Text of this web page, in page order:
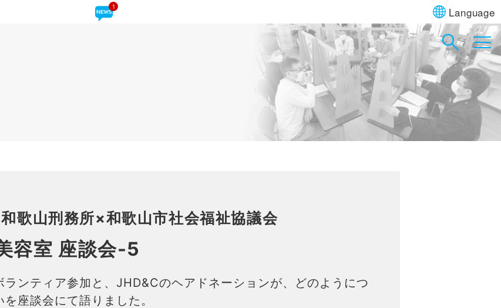
1 Language
歌山刑務所×和歌山市社会福祉協議会
容室 座談会-5
ンティア参加と、JHD&Cのヘアドネーションが、どのようにつ
座談会にて語りました。